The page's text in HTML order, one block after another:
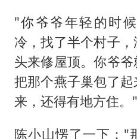
"你爷爷年轻的时
冷，找了半个村子
头来修屋顶。你爷爷
把那个燕子巢包了
来，还得有地方住。"
陈小山愣了一下："